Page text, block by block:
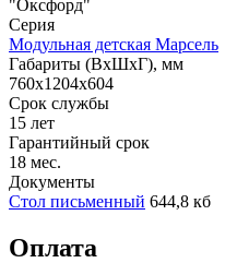
"Оксфорд"
Серия
Модульная детская Марсель
Габариты (ВхШхГ), мм
760x1204x604
Срок службы
15 лет
Гарантийный срок
18 мес.
Документы
Стол письменный 644,8 кб
Оплата